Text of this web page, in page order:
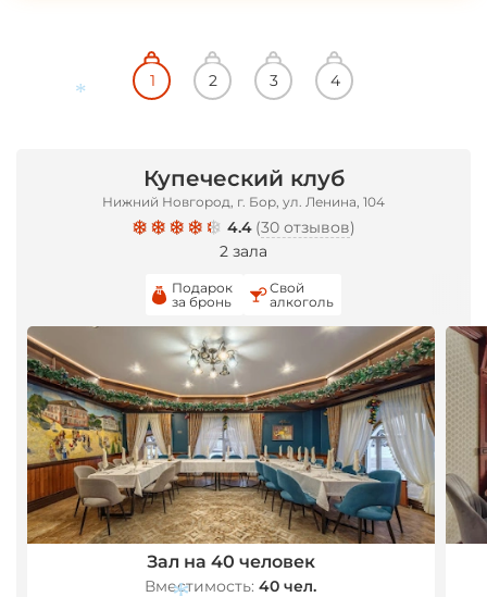
Купеческий клуб
Нижний Новгород, г. Бор, ул. Ленина, 104
4.4 (30 отзывов)
2 зала
Подарок
за бронь
Свой
алкоголь
Зал на 40 человек
Вместимость: 40 чел.